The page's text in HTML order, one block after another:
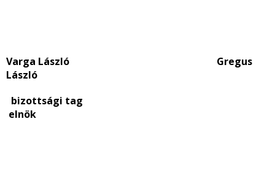
Varga László Gregus
László
bizottsági tag
elnök